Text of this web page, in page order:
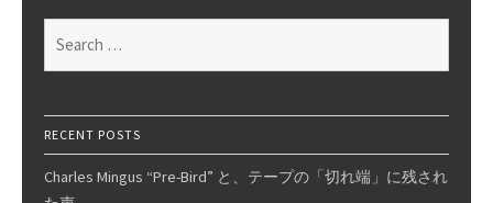
for:
RECENT POSTS
Charles Mingus “Pre-Bird” と、テープの「切れ端」に残され